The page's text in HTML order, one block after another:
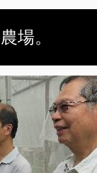
場。